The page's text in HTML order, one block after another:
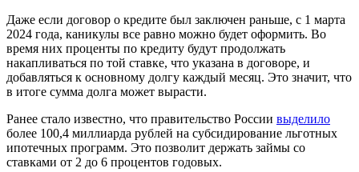
Даже если договор о кредите был заключен раньше, с 1 марта
2024 года, каникулы все равно можно будет оформить. Во
время них проценты по кредиту будут продолжать
накапливаться по той ставке, что указана в договоре, и
добавляться к основному долгу каждый месяц. Это значит, что
в итоге сумма долга может вырасти.
Ранее стало известно, что правительство России выделило
более 100,4 миллиарда рублей на субсидирование льготных
ипотечных программ. Это позволит держать займы со
ставками от 2 до 6 процентов годовых.